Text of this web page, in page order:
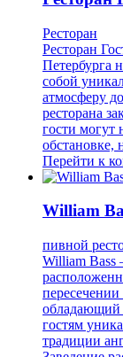
Ресторан
Ресторан
Петербурга
собой
атмосферу
ресторана
гости могут
Перейти к
William
пивной
William Bass
обладающий
гостям
традиции